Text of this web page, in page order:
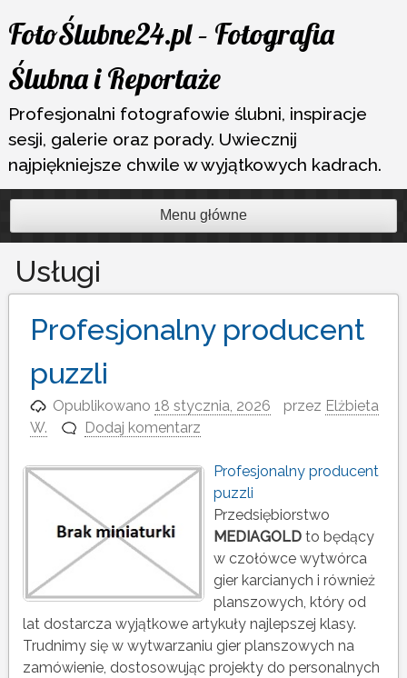
Przejdź
do
treści
FotoŚlubne24.pl – Fotografia
Ślubna i Reportaże
Profesjonalni fotografowie ślubni, inspiracje
sesji, galerie oraz porady. Uwiecznij
najpiękniejsze chwile w wyjątkowych kadrach.
Menu główne
Usługi
Profesjonalny producent
puzzli
Opublikowano18 stycznia, 2026 przez Elżbieta
W.
Dodaj komentarz
Profesjonalny producent
puzzli
Przedsiębiorstwo
MEDIAGOLDto będący
w czołówce wytwórca
gier karcianych i również
planszowych, który od
lat dostarcza wyjątkowe artykuły najlepszej klasy.
Trudnimy się w wytwarzaniu gier planszowych na
zamówienie, dostosowując projekty do personalnych